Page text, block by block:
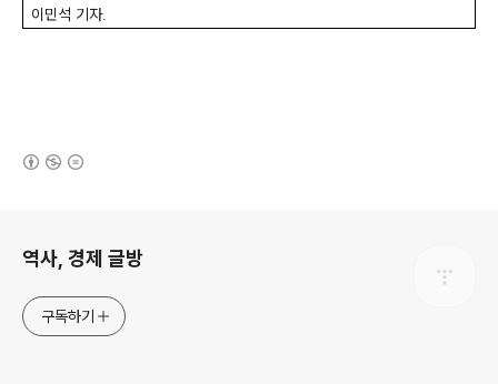
이민석 기자.
역사, 경제 글방
구독하기